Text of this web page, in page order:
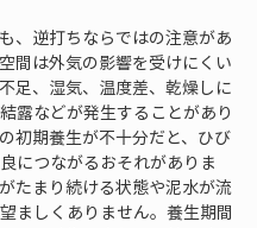
、逆打ちならではの注意があ
間は外気の影響を受けにくい
足、湿気、温度差、乾燥しに
露などが発生することがあり
初期養生が不十分だと、ひび
につながるおそれがありま
たまり続ける状態や泥水が流
ましくありません。養生期間